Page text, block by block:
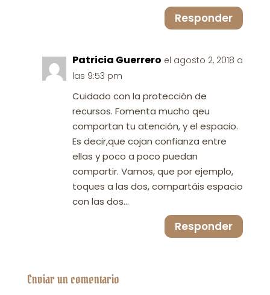
Responder
Patricia Guerrero el agosto 2, 2018 a
las 9:53 pm
Cuidado con la protección de
recursos. Fomenta mucho qeu
compartan tu atención, y el espacio.
Es decir,que cojan confianza entre
ellas y poco a poco puedan
compartir. Vamos, que por ejemplo,
toques a las dos, compartáis espacio
con las dos…
Responder
Enviar un comentario